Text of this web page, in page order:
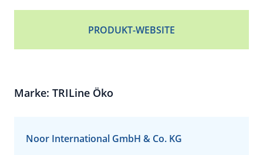
PRODUKT-WEBSITE
Marke: TRILine Öko
Noor International GmbH & Co. KG